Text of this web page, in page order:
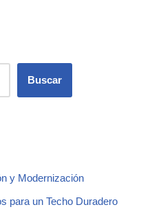
Buscar
y Modernización
para un Techo Duradero